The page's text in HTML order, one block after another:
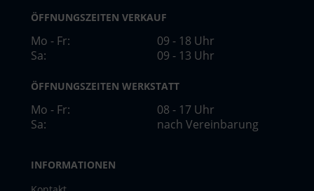
ÖFFNUNGSZEITEN VERKAUF
Mo - Fr:
09 - 18 Uhr
Sa:
09 - 13 Uhr
ÖFFNUNGSZEITEN WERKSTATT
Mo - Fr:
08 - 17 Uhr
Sa:
nach Vereinbarung
INFORMATIONEN